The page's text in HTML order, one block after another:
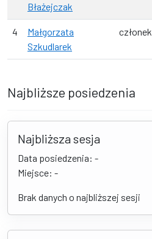
Błażejczak
4
Małgorzata
Szkudlarek
członek
Najbliższe posiedzenia
Najbliższa sesja
Data posiedzenia: -
Miejsce: -
Brak danych o najbliższej sesji